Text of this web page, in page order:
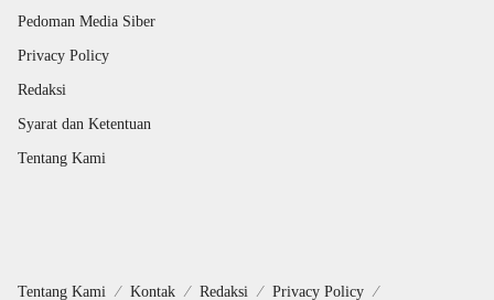
Pedoman Media Siber
Privacy Policy
Redaksi
Syarat dan Ketentuan
Tentang Kami
Tentang Kami Kontak Redaksi Privacy Policy